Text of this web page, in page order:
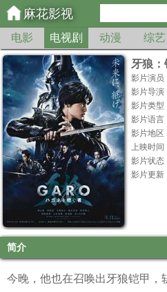
麻花影视
电影 电视剧 动漫 综艺
牙狼：
影片演员
影片导演
影片类型
影片语言
影片地区
上映时间
影片状态
影片更新
简介
今晚，他也在召唤出牙狼铠甲，